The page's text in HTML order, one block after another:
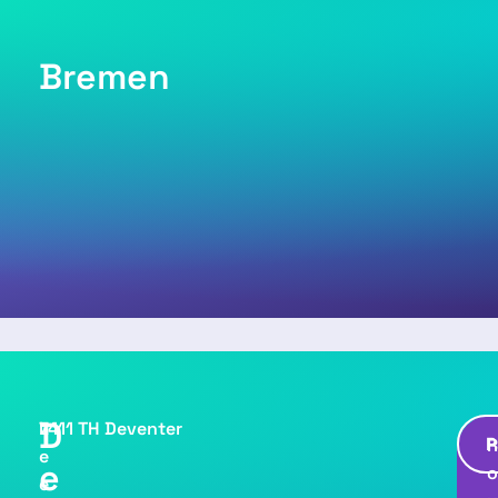
Bremen
D
e
L
e
e
7411 TH Deventer
R
o